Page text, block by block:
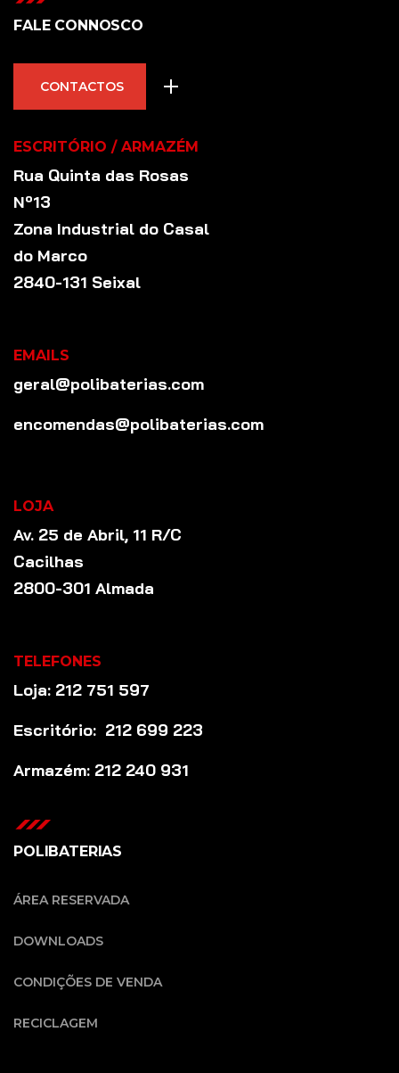
FALE CONNOSCO
CONTACTOS
ESCRITÓRIO / ARMAZÉM
Rua Quinta das Rosas
Nº13
Zona Industrial do Casal
do Marco
2840-131 Seixal
EMAILS
geral@polibaterias.com
encomendas@polibaterias.com
LOJA
Av. 25 de Abril, 11 R/C
Cacilhas
2800-301 Almada
TELEFONES
Loja: 212 751 597
Escritório: 212 699 223
Armazém: 212 240 931
POLIBATERIAS
ÁREA RESERVADA
DOWNLOADS
CONDIÇÕES DE VENDA
RECICLAGEM